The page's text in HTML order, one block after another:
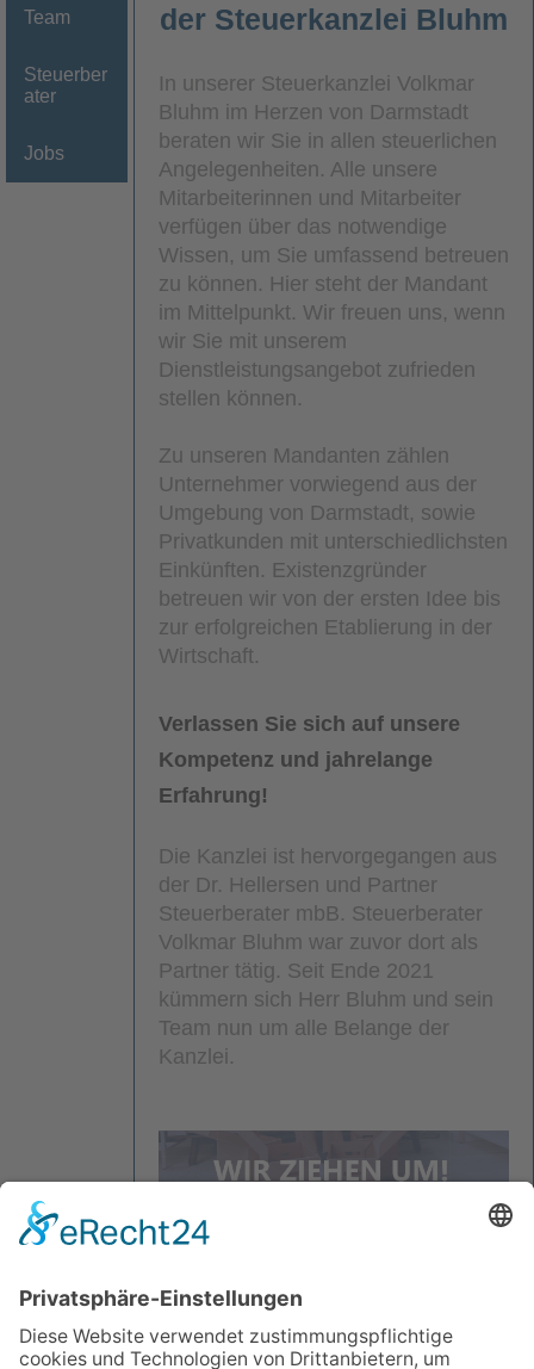
Team
Steuerber
ater
Jobs
der Steuerkanzlei Bluhm
In unserer Steuerkanzlei Volkmar
Bluhm im Herzen von Darmstadt
beraten wir Sie in allen steuerlichen
Angelegenheiten. Alle unsere
Mitarbeiterinnen und Mitarbeiter
verfügen über das notwendige
Wissen, um Sie umfassend betreuen
zu können. Hier steht der Mandant
im Mittelpunkt. Wir freuen uns, wenn
wir Sie mit unserem
Dienstleistungsangebot zufrieden
stellen können.
Zu unseren Mandanten zählen
Unternehmer vorwiegend aus der
Umgebung von Darmstadt, sowie
Privatkunden mit unterschiedlichsten
Einkünften. Existenzgründer
betreuen wir von der ersten Idee bis
zur erfolgreichen Etablierung in der
Wirtschaft.
Verlassen Sie sich auf unsere
Kompetenz und jahrelange
Erfahrung!
Die Kanzlei ist hervorgegangen aus
der Dr. Hellersen und Partner
Steuerberater mbB. Steuerberater
Volkmar Bluhm war zuvor dort als
Partner tätig. Seit Ende 2021
kümmern sich Herr Bluhm und sein
Team nun um alle Belange der
Kanzlei.